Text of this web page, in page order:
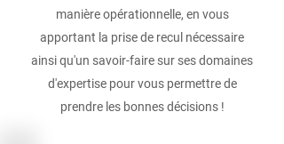
manière opérationnelle, en vous
apportant la prise de recul nécessaire
ainsi qu'un savoir-faire sur ses domaines
d'expertise pour vous permettre de
prendre les bonnes décisions !